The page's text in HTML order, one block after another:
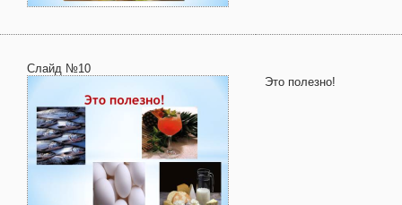
Слайд №10
Это полезно!